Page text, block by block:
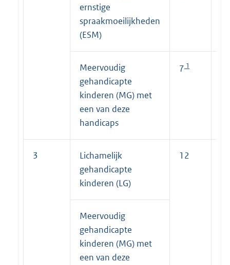
ernstige
spraakmoeilijkheden
(ESM)
Meervoudig
gehandicapte
kinderen (MG) met
een van deze
handicaps
7 1
3
Lichamelijk
gehandicapte
kinderen (LG)
12
Meervoudig
gehandicapte
kinderen (MG) met
een van deze